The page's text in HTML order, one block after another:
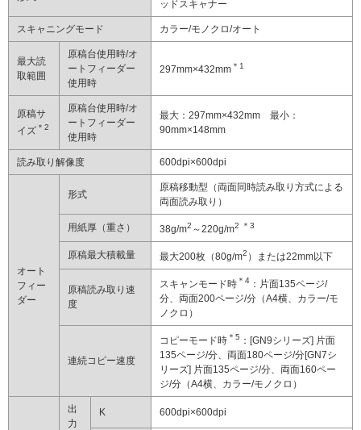
ッドスキャナー
スキャニングモード カラー/モノクロ/オート
最大読
取範囲
原稿台使用時/オ
ートフィーダー
使用時
297mm×432mm ＊1
原稿サ
イズ ＊2
原稿台使用時/オ
ートフィーダー
使用時
最大：297mm×432mm 最小：
90mm×148mm
読み取り解像度 600dpi×600dpi
オート
フィー
ダー
形式
原稿移動型（両面同時読み取り方式による
両面読み取り）
用紙厚（重さ） 38g/m2 ～220g/m2 ＊3
原稿最大積載量 最大200枚（80g/m2 ）または22mm以下
原稿読み取り速
度
スキャンモード時 ＊4 ：片面135ページ/
分、両面200ページ/分（A4横、カラー/モ
ノクロ）
連続コピー速度
コピーモード時 ＊5 ：[GN9シリーズ] 片面
135ページ/分、両面180ページ/分[GN7シ
リーズ] 片面135ページ/分、両面160ペー
ジ/分（A4横、カラー/モノクロ）
出
力
K 600dpi×600dpi